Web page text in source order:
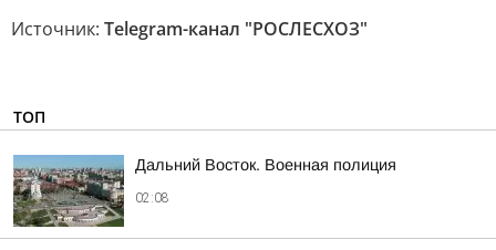
Источник: Telegram-канал "РОСЛЕСХОЗ"
ТОП
Дальний Восток. Военная полиция
02:08